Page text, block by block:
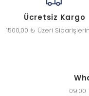
Ücretsiz Kargo
1500,00 ₺ Üzeri
09:00